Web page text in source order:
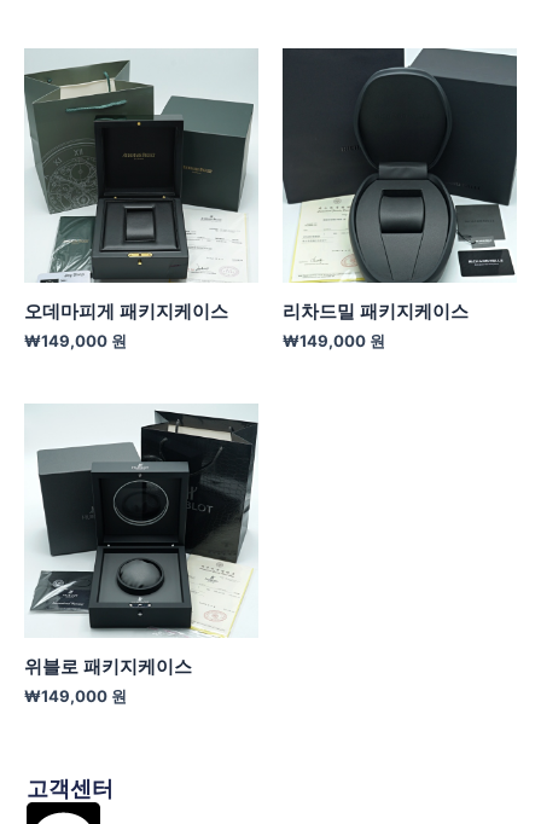
오데마피게 패키지케이스
₩149,000 원
리차드밀 패키지케이스
₩149,000 원
위블로 패키지케이스
₩149,000 원
고객센터